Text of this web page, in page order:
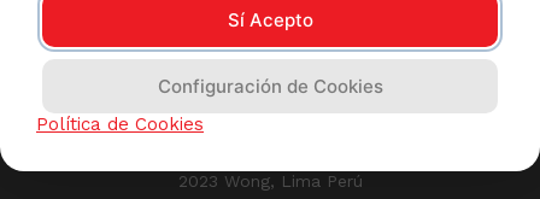
AYUDA CALLCENTER
(511) 613-8888
Sí Acepto
Configuración de Cookies
Política de Cookies